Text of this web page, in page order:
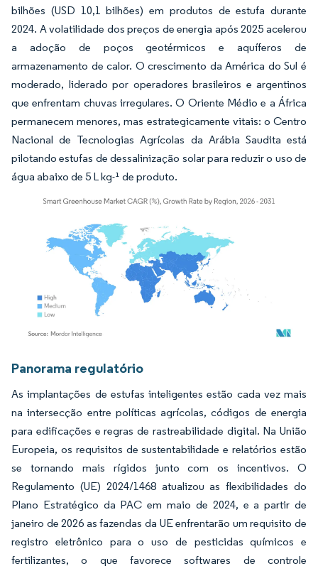
bilhões (USD 10,1 bilhões) em produtos de estufa durante
2024. A volatilidade dos preços de energia após 2025 acelerou
a adoção de poços geotérmicos e aquíferos de
armazenamento de calor. O crescimento da América do Sul é
moderado, liderado por operadores brasileiros e argentinos
que enfrentam chuvas irregulares. O Oriente Médio e a África
permanecem menores, mas estrategicamente vitais: o Centro
Nacional de Tecnologias Agrícolas da Arábia Saudita está
pilotando estufas de dessalinização solar para reduzir o uso de
água abaixo de 5 L kg-¹ de produto.
Panorama regulatório
As implantações de estufas inteligentes estão cada vez mais
na intersecção entre políticas agrícolas, códigos de energia
para edificações e regras de rastreabilidade digital. Na União
Europeia, os requisitos de sustentabilidade e relatórios estão
se tornando mais rígidos junto com os incentivos. O
Regulamento (UE) 2024/1468 atualizou as flexibilidades do
Plano Estratégico da PAC em maio de 2024, e a partir de
janeiro de 2026 as fazendas da UE enfrentarão um requisito de
registro eletrônico para o uso de pesticidas químicos e
fertilizantes, o que favorece softwares de controle